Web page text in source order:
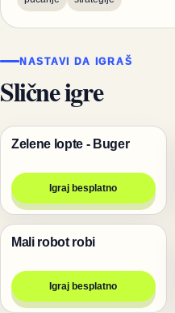
NASTAVI DA IGRAŠ
Slične igre
Igre za dvoje
Zelene lopte - Buger
Igraj besplatno
Igre
Mali robot robi
Igraj besplatno